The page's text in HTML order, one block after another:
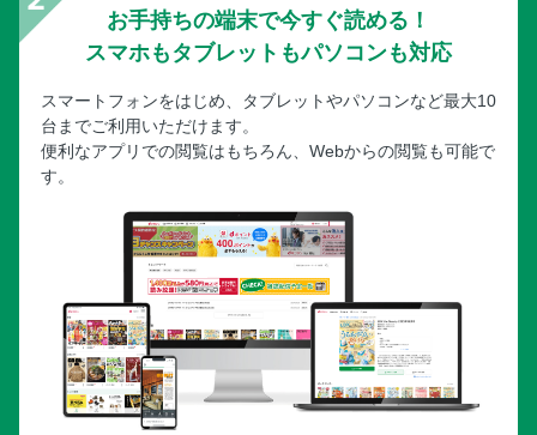
お手持ちの端末で今すぐ読める！
スマホもタブレットもパソコンも対応
スマートフォンをはじめ、タブレットやパソコンなど最大10
台までご利用いただけます。
便利なアプリでの閲覧はもちろん、Webからの閲覧も可能で
す。